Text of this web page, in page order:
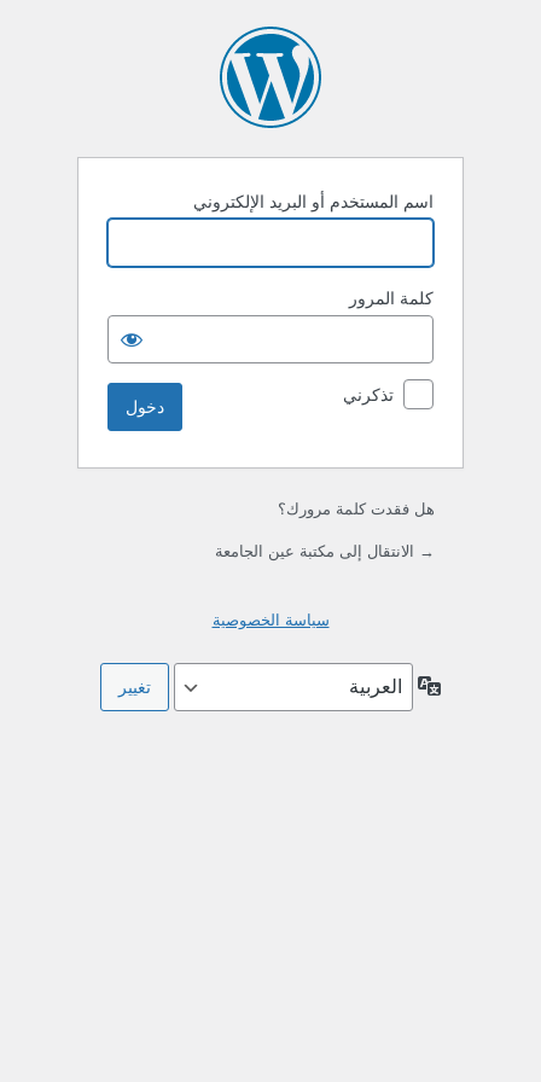
اسم المستخدم أو البريد الإلكتروني
كلمة المرور
تذكرني
هل فقدت كلمة مرورك؟
→ الانتقال إلى مكتبة عين الجامعة
سياسة الخصوصية
اللغة